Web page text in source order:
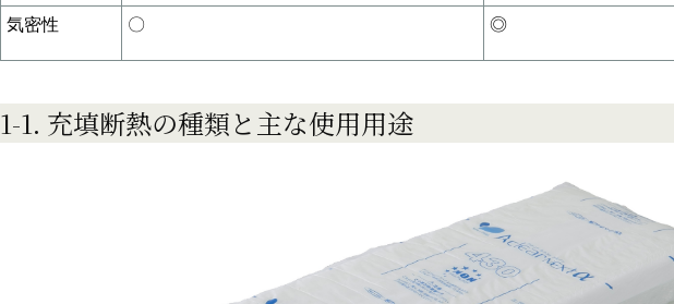
気密性 〇 ◎
1-1. 充填断熱の種類と主な使用用途